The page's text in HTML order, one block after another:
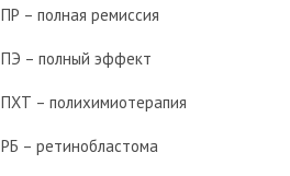
ПР – полная ремиссия
ПЭ – полный эффект
ПХТ – полихимиотерапия
РБ – ретинобластома